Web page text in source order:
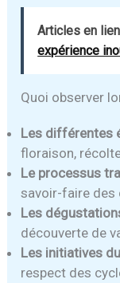
Articles en
expérience
Quoi observer
Les différentes
floraison,
Le processus
savoir-faire des
Les
découverte de
Les initiatives
respect des